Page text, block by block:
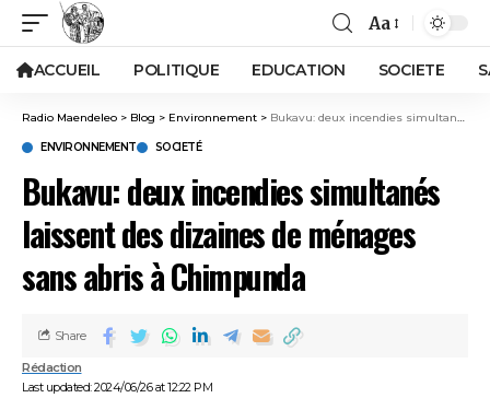
Aa
ACCUEIL POLITIQUE EDUCATION SOCIETE
Radio Maendeleo > Blog > Environnement > Bukavu: deux incendies simultanés laissent des dizaines de ménages sans abris à Chimpunda
ENVIRONNEMENT SOCIETÉ
Bukavu: deux incendies simultanés
laissent des dizaines de ménages
sans abris à Chimpunda
Last updated: 2024/06/26 at 12:22 PM
Rédaction
Share